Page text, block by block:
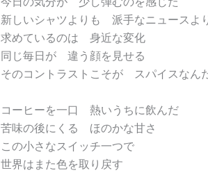
新しいシャツよりも 派手なニュースよ
求めているのは 身近な変化
同じ毎日が 違う顔を見せる
そのコントラストこそが スパイスなん
コーヒーを一口 熱いうちに飲んだ
苦味の後にくる ほのかな甘さ
この小さなスイッチ一つで
世界はまた色を取り戻す